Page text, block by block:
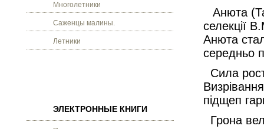
Многолетники
Саженцы малины.
Летники
ЭЛЕКТРОННЫЕ КНИГИ
Анюта
селекції
Анюта
середньо
Сила
підщеп
Грона